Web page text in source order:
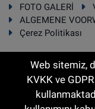
FOTO GALERİ
ALGEMENE
Çerez Politikası
RSS
Web sitemiz,
KVKK ve